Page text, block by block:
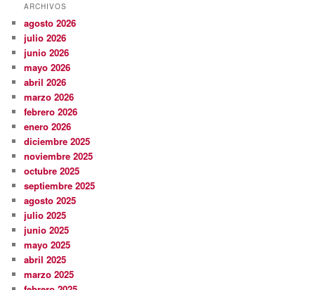
ARCHIVOS
agosto 2026
julio 2026
junio 2026
mayo 2026
abril 2026
marzo 2026
febrero 2026
enero 2026
diciembre 2025
noviembre 2025
octubre 2025
septiembre 2025
agosto 2025
julio 2025
junio 2025
mayo 2025
abril 2025
marzo 2025